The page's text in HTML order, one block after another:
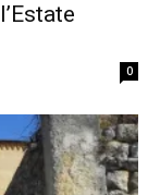
0